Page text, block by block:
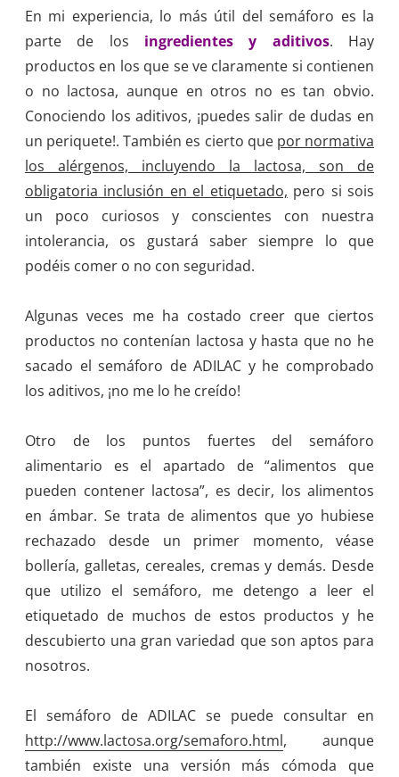
En mi experiencia, lo más útil del semáforo es la
parte de los ingredientes y aditivos. Hay
productos en los que se ve claramente si contienen
o no lactosa, aunque en otros no es tan obvio.
Conociendo los aditivos, ¡puedes salir de dudas en
un periquete!. También es cierto que por normativa
los alérgenos, incluyendo la lactosa, son de
obligatoria inclusión en el etiquetado, pero si sois
un poco curiosos y conscientes con nuestra
intolerancia, os gustará saber siempre lo que
podéis comer o no con seguridad.
Algunas veces me ha costado creer que ciertos
productos no contenían lactosa y hasta que no he
sacado el semáforo de ADILAC y he comprobado
los aditivos, ¡no me lo he creído!
Otro de los puntos fuertes del semáforo
alimentario es el apartado de “alimentos que
pueden contener lactosa”, es decir, los alimentos
en ámbar. Se trata de alimentos que yo hubiese
rechazado desde un primer momento, véase
bollería, galletas, cereales, cremas y demás. Desde
que utilizo el semáforo, me detengo a leer el
etiquetado de muchos de estos productos y he
descubierto una gran variedad que son aptos para
nosotros.
El semáforo de ADILAC se puede consultar en
http://www.lactosa.org/semaforo.html, aunque
también existe una versión más cómoda que